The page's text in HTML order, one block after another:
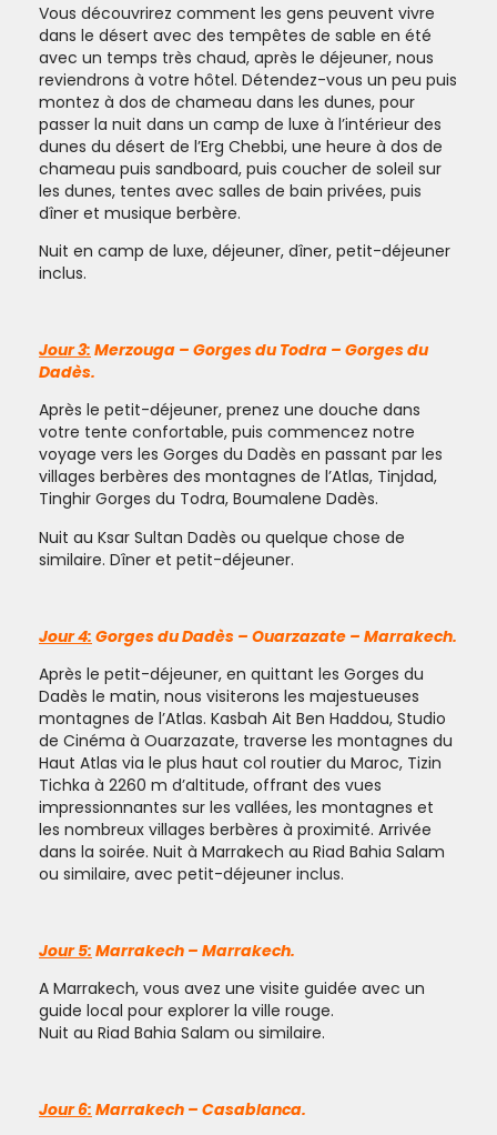
Vous découvrirez comment les gens peuvent vivre
dans le désert avec des tempêtes de sable en été
avec un temps très chaud, après le déjeuner, nous
reviendrons à votre hôtel. Détendez-vous un peu puis
montez à dos de chameau dans les dunes, pour
passer la nuit dans un camp de luxe à l’intérieur des
dunes du désert de l’Erg Chebbi, une heure à dos de
chameau puis sandboard, puis coucher de soleil sur
les dunes, tentes avec salles de bain privées, puis
dîner et musique berbère.
Nuit en camp de luxe, déjeuner, dîner, petit-déjeuner
inclus.
Jour 3: Merzouga – Gorges du Todra – Gorges du
Dadès.
Après le petit-déjeuner, prenez une douche dans
votre tente confortable, puis commencez notre
voyage vers les Gorges du Dadès en passant par les
villages berbères des montagnes de l’Atlas, Tinjdad,
Tinghir Gorges du Todra, Boumalene Dadès.
Nuit au Ksar Sultan Dadès ou quelque chose de
similaire. Dîner et petit-déjeuner.
Jour 4: Gorges du Dadès – Ouarzazate – Marrakech.
Après le petit-déjeuner, en quittant les Gorges du
Dadès le matin, nous visiterons les majestueuses
montagnes de l’Atlas. Kasbah Ait Ben Haddou, Studio
de Cinéma à Ouarzazate, traverse les montagnes du
Haut Atlas via le plus haut col routier du Maroc, Tizin
Tichka à 2260 m d’altitude, offrant des vues
impressionnantes sur les vallées, les montagnes et
les nombreux villages berbères à proximité. Arrivée
dans la soirée. Nuit à Marrakech au Riad Bahia Salam
ou similaire, avec petit-déjeuner inclus.
Jour 5: Marrakech – Marrakech.
A Marrakech, vous avez une visite guidée avec un
guide local pour explorer la ville rouge.
Nuit au Riad Bahia Salam ou similaire.
Jour 6: Marrakech – Casablanca.